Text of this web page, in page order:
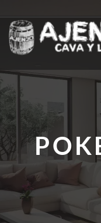
al
contenido